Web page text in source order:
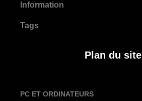
Information
Tags
Plan du site
PC ET ORDINATEURS